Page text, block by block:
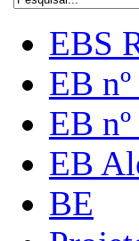
EBS
EB
EB
EB
BE